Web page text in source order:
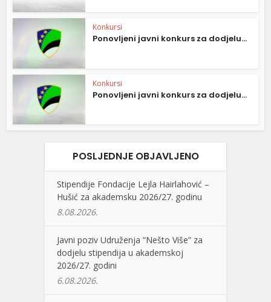
Konkursi
Ponovljeni javni konkurs za dodjelu...
Konkursi
Ponovljeni javni konkurs za dodjelu...
POSLJEDNJE OBJAVLJENO
Stipendije Fondacije Lejla Hairlahović –
Hušić za akademsku 2026/27. godinu
8.08.2026.
Javni poziv Udruženja “Nešto Više” za
dodjelu stipendija u akademskoj
2026/27. godini
6.08.2026.